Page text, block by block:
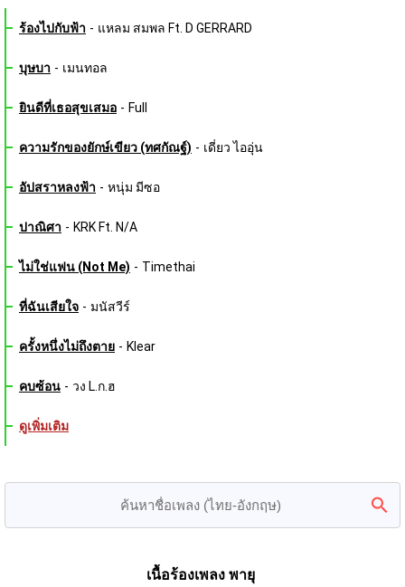
ร้องไปกับฟ้า - แหลม สมพล Ft. D GERRARD
บุษบา - เมนทอล
ยินดีที่เธอสุขเสมอ - Full
ความรักของยักษ์เขียว (ทศกัณฐ์) - เดี่ยว ไออุ่น
อัปสราหลงฟ้า - หนุ่ม มีซอ
ปาณิศา - KRK Ft. N/A
ไม่ใช่แฟน (Not Me) - Timethai
ที่ฉันเสียใจ - มนัสวีร์
ครั้งหนึ่งไม่ถึงตาย - Klear
คบซ้อน - วง L.ก.ฮ
ดูเพิ่มเติม
เนื้อร้องเพลง พายุ